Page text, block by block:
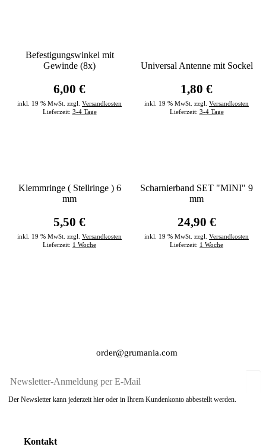
Befestigungswinkel mit
Gewinde (8x)
6,00 €
inkl. 19 % MwSt. zzgl. Versandkosten
Lieferzeit: 3-4 Tage
Universal Antenne mit Sockel
1,80 €
inkl. 19 % MwSt. zzgl. Versandkosten
Lieferzeit: 3-4 Tage
Klemmringe ( Stellringe ) 6
mm
5,50 €
inkl. 19 % MwSt. zzgl. Versandkosten
Lieferzeit: 1 Woche
Scharnierband SET "MINI" 9
mm
24,90 €
inkl. 19 % MwSt. zzgl. Versandkosten
Lieferzeit: 1 Woche
order@grumania.com
Der Newsletter kann jederzeit hier oder in Ihrem Kundenkonto abbestellt werden.
Kontakt